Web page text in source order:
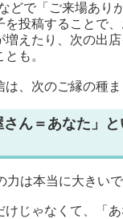
どで「ご来場あり
を投稿することで
増えたり、次の出
も。
、次のご縁の種ま
さん＝あなた」
は本当に大きいで
けじゃなくて、「